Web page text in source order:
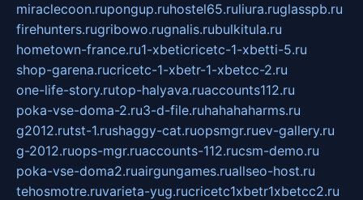
miraclecoon.rupongup.ruhostel65.ruliura.ruglasspb.ru
firehunters.rugribowo.rugnalis.rubulkitula.ru
hometown-france.ru1-xbeticricetc-1-xbetti-5.ru
shop-garena.rucricetc-1-xbetr-1-xbetcc-2.ru
one-life-story.rutop-halyava.ruaccounts112.ru
poka-vse-doma-2.ru3-d-file.ruhahahaharms.ru
g2012.rutst-1.rushaggy-cat.ruopsmgr.ruev-gallery.ru
g-2012.ruops-mgr.ruaccounts-112.rucsm-demo.ru
poka-vse-doma2.ruairgungames.ruallseo-host.ru
tehosmotre.ruvarieta-yug.rucricetc1xbetr1xbetcc2.ru